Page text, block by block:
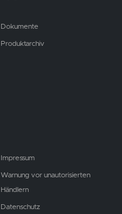
Dokumente
Produktarchiv
Impressum
Warnung vor unautorisierten
Händlern
Datenschutz